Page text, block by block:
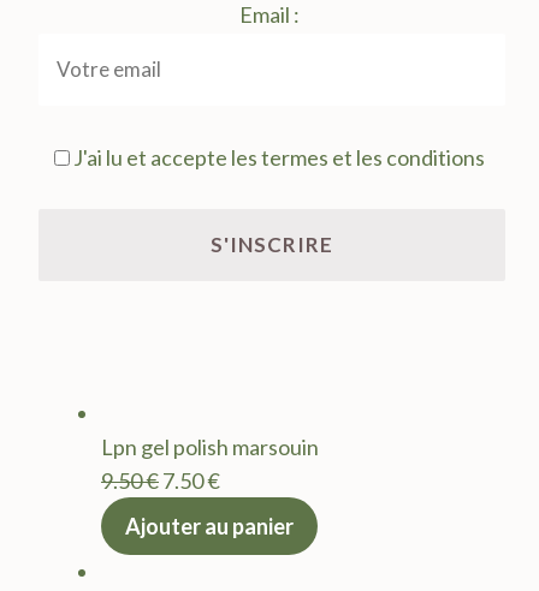
Email :
J'ai lu et accepte les termes et les conditions
Lpn gel polish marsouin
9.50€Le
prix
7.50€Le
actuel
Ajouter au panier